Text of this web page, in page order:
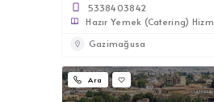
5338403842
Hazır Yemek (Catering)
Gazimağusa
Ara